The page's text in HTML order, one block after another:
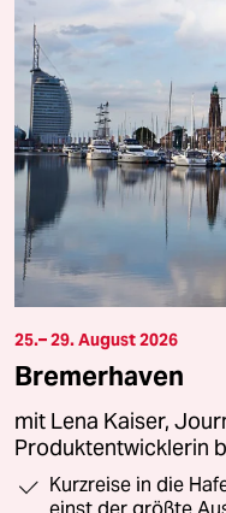
25.– 29. August 2026
Bremerhaven
mit Lena Kaiser,
Produktentwicklerin
Kurzreise in die
einst der größte